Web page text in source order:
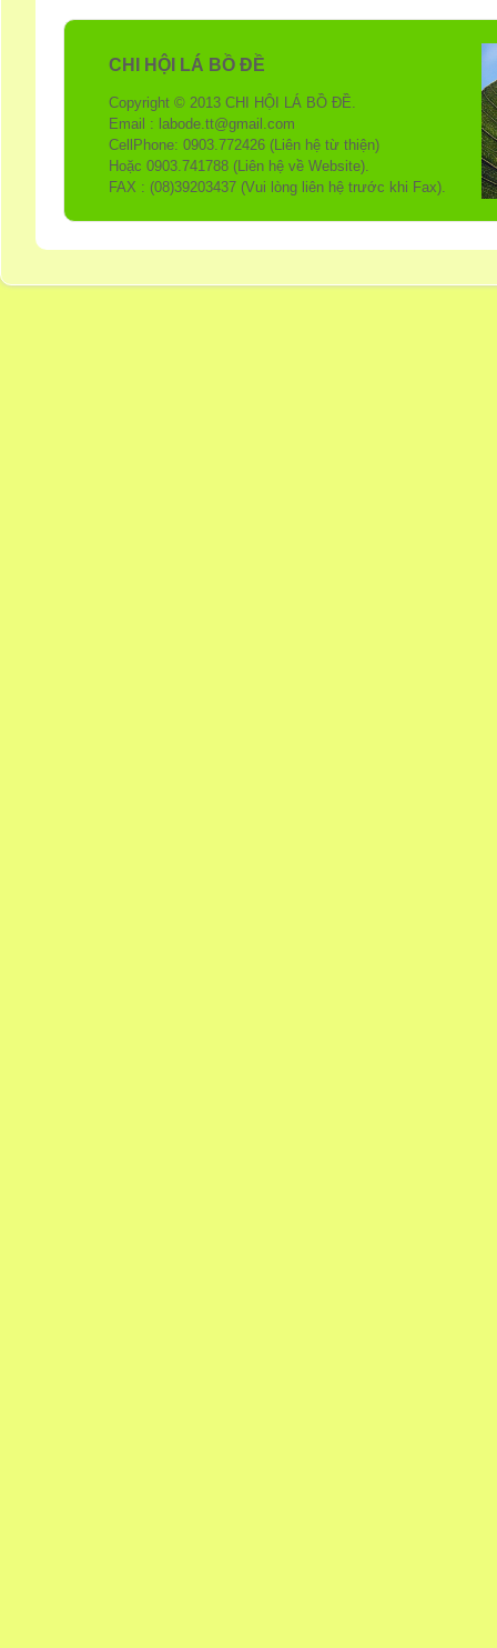
CHI HỘI LÁ BỒ ĐỀ
Copyright © 2013 CHI HỘI LÁ BỒ ĐỀ.
Email : labode.tt@gmail.com
CellPhone: 0903.772426 (Liên hệ từ thiện)
Hoặc 0903.741788 (Liên hệ về Website).
FAX : (08)39203437 (Vui lòng liên hệ trước khi Fax).